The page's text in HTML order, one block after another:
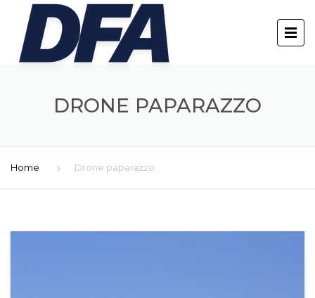
DRONE PAPARAZZO
Home Drone paparazzo